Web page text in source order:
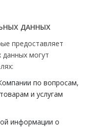
ДАННЫХ
предоставляет
могут
по вопросам,
и услугам
информации о